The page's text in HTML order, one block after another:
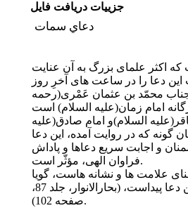
جزییات دریافت فایل
اکثر علماى بزرگ به آن عنایت
دعا را در ساعت هاى آخرِ روز
جناب محمّد بن عثمان عَمْرى(رحمه
امام زمان(علیه السلام) است
(علیه السلام)و امام صادق(علیه
گونه که در روایت آمده، این دعا
و اجابت سریع دعاها و پاداش
فراوان الهى، مؤثّر است.
علامت ها و نشانه هاست، گویا
نشانه هاى اجابت در این دعا پیداست، (بحارالانوار، جلد 87،
صفحه 102).